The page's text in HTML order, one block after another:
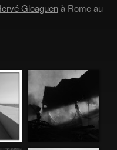
Gloaguenà Rome au